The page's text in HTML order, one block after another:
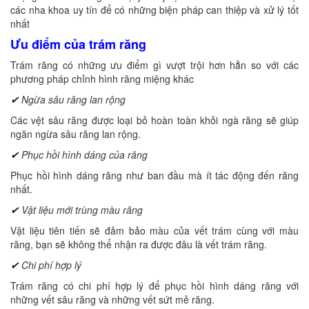
các nha khoa uy tín để có những biện pháp can thiệp và xử lý tốt
nhất
Ưu điểm của trám răng
Trám răng có những ưu điểm gì vượt trội hơn hẳn so với các
phương pháp chỉnh hình răng miệng khác
✔Ngừa sâu răng lan rộng
Các vệt sâu răng được loại bỏ hoàn toàn khỏi ngà răng sẽ giúp
ngăn ngừa sâu răng lan rộng.
✔Phục hồi hình dáng của răng
Phục hồi hình dáng răng như ban đầu mà ít tác động đến răng
nhất.
✔ Vật liệu mới trùng màu răng
Vật liệu tiên tiến sẽ đảm bảo màu của vết trám cùng với màu
răng, bạn sẽ không thể nhận ra được đâu là vết trám răng.
✔Chi phí hợp lý
Trám răng có chi phí hợp lý để phục hồi hình dáng răng với
những vết sâu răng và những vết sứt mẻ răng.